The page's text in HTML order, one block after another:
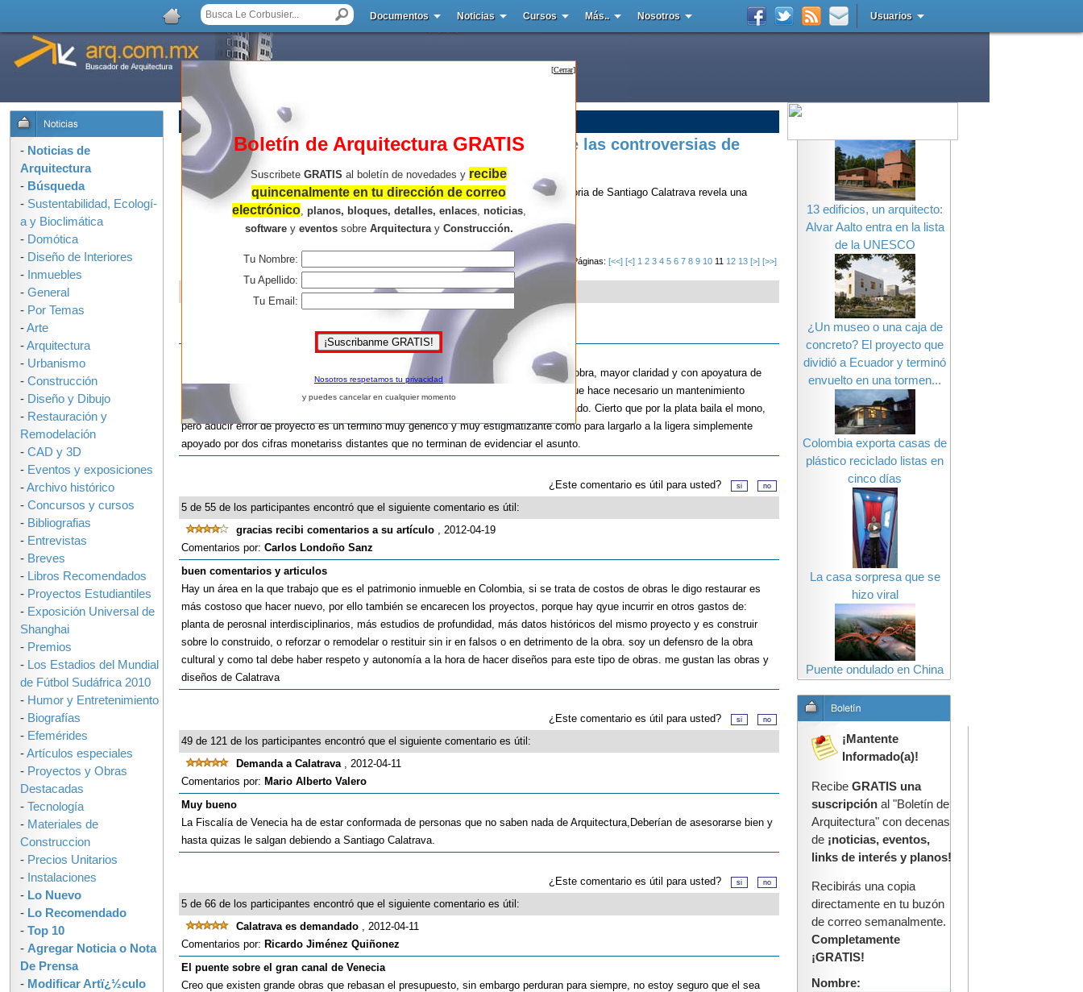
Documentos Noticias Cursos Más.. Nosotros Usuarios
LISTA DE COMENTARIOS
El arquitecto de las demandas: la historia detrás de las controversias de
Santiago Calatrava
Demandas millonarias, errores de diseño y obras icónicas bajo sospecha: la trayectoria de Santiago Calatrava revela una
historia poco conocida donde el prestigio internacional convive con polémicas qu...
Leer más...
Páginas: [<<] [<] 1 2 3 4 5 6 7 8 9 10 11 12 13 [>] [>>]
67 de 56 de los participantes encontró que el siguiente comentario es útil:
, 2012-04-10
Sería bueno en una nota así, que significa en el desprestigio de un profesional y su obra, mayor claridad y con apoyatura de
datos concretos. Me queda la duda si en el puente citado hubo un error de cálculo que hace necesario un mantenimiento
especial, o si hubo un problema de diferencia entre presupuesto y finalmente ejecutado. Cierto que por la plata baila el mono,
pero aducir error de proyecto es un término muy genérico y muy estigmatizante como para largarlo a la ligera simplemente
apoyado por dos cifras monetariss distantes que no terminan de evidenciar el asunto.
¿Este comentario es útil para usted?
5 de 55 de los participantes encontró que el siguiente comentario es útil:
gracias recibi comentarios a su artículo , 2012-04-19
Comentarios por: Carlos Londoño Sanz
buen comentarios y articulos
Hay un área en la que trabajo que es el patrimonio inmueble en Colombia, si se trata de costos de obras le digo restaurar es
más costoso que hacer nuevo, por ello también se encarecen los proyectos, porque hay qyue incurrir en otros gastos de:
planta de perosnal interdisciplinarios, más estudios de profundidad, más datos históricos del mismo proyecto y es construir
sobre lo construido, o reforzar o remodelar o restituir sin ir en falsos o en detrimento de la obra. soy un defensro de la obra
cultural y como tal debe haber respeto y autonomía a la hora de hacer diseños para este tipo de obras. me gustan las obras y
diseños de Calatrava
¿Este comentario es útil para usted?
49 de 121 de los participantes encontró que el siguiente comentario es útil:
Demanda a Calatrava , 2012-04-11
Comentarios por: Mario Alberto Valero
Muy bueno
La Fiscalía de Venecia ha de estar conformada de personas que no saben nada de Arquitectura,Deberían de asesorarse bien y
hasta quizas le salgan debiendo a Santiago Calatrava.
¿Este comentario es útil para usted?
5 de 66 de los participantes encontró que el siguiente comentario es útil:
Calatrava es demandado , 2012-04-11
Comentarios por: Ricardo Jiménez Quiñonez
El puente sobre el gran canal de Venecia
Creo que existen grande obras que rebasan el presupuesto, sin embargo perduran para siempre, no estoy seguro que el sea
13 edificios, un arquitecto:
Alvar Aalto entra en la lista
de la UNESCO
¿Un museo o una caja de
concreto? El proyecto que
dividió a Ecuador y terminó
envuelto en una tormen...
Colombia exporta casas de
plástico reciclado listas en
cinco días
La casa sorpresa que se
hizo viral
Puente ondulado en China
¡Mantente
Informado(a)!
Recibe GRATIS una
suscripción al "Boletín de
Arquitectura" con decenas
de ¡noticias, eventos,
links de interés y planos!
Recibirás una copia
directamente en tu buzón
de correo semanalmente.
Completamente
¡GRATIS!
Nombre:
[Cerrar]
Boletín de Arquitectura GRATIS
Suscribete GRATIS al boletín de novedades y recibe
quincenalmente en tu dirección de correo
electrónico, planos, bloques, detalles, enlaces, noticias,
softwarey eventossobre Arquitecturay Construcción.
Tu Nombre:
Tu Apellido:
Tu Email:
Nosotros respetamos tu privacidad
y puedes cancelar en cualquier momento
- Noticias de
Arquitectura
- Búsqueda
- Sustentabilidad, Ecologí­
a y Bioclimática
- Domótica
- Diseño de Interiores
- Inmuebles
- General
- Por Temas
-Arte
-Arquitectura
- Urbanismo
- Construcción
- Diseño y Dibujo
- Restauración y
Remodelación
- CAD y 3D
- Eventos y exposiciones
-Archivo histórico
- Concursos y cursos
- Bibliografias
- Entrevistas
- Breves
- Libros Recomendados
- Proyectos Estudiantiles
- Exposición Universal de
Shanghai
- Premios
- Los Estadios del Mundial
de Fútbol Sudáfrica 2010
- Humor y Entretenimiento
- Biografías
- Efemérides
-Artículos especiales
- Proyectos y Obras
Destacadas
- Tecnología
- Materiales de
Construccion
- Precios Unitarios
- Instalaciones
- Lo Nuevo
- Lo Recomendado
- Top 10
- Agregar Noticia o Nota
De Prensa
- Modificar Artï¿½culo